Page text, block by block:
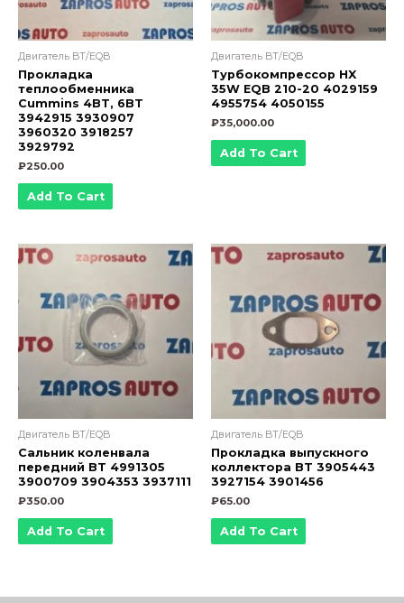
quantity
Двигатель BT/EQB
Прокладка
теплообменника
Cummins 4BT, 6BT
3942915 3930907
3960320 3918257
3929792
₽250.00
Add To Cart
Двигатель BT/EQB
Турбокомпрессор HX
35W EQB 210-20 4029159
4955754 4050155
₽35,000.00
Add To Cart
Двигатель BT/EQB
Сальник коленвала
передний BT 4991305
3900709 3904353 3937111
₽350.00
Add To Cart
Двигатель BT/EQB
Прокладка выпускного
коллектора BT 3905443
3927154 3901456
₽65.00
Add To Cart